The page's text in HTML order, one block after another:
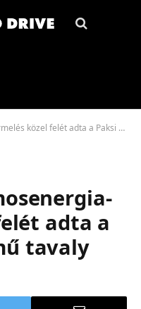
felét adta a Paksi Atomerőmű tavaly
adta a
tavaly